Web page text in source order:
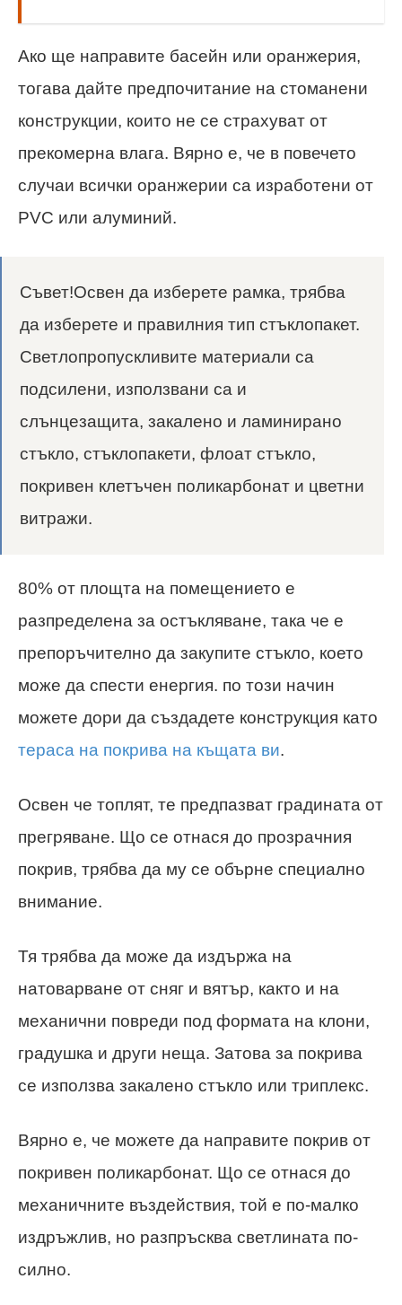
Ако ще направите басейн или оранжерия,
тогава дайте предпочитание на стоманени
конструкции, които не се страхуват от
прекомерна влага. Вярно е, че в повечето
случаи всички оранжерии са изработени от
PVC или алуминий.
Съвет!Освен да изберете рамка, трябва
да изберете и правилния тип стъклопакет.
Светлопропускливите материали са
подсилени, използвани са и
слънцезащита, закалено и ламинирано
стъкло, стъклопакети, флоат стъкло,
покривен клетъчен поликарбонат и цветни
витражи.
80% от площта на помещението е
разпределена за остъкляване, така че е
препоръчително да закупите стъкло, което
може да спести енергия. по този начин
можете дори да създадете конструкция като
тераса на покрива на къщата ви.
Освен че топлят, те предпазват градината от
прегряване. Що се отнася до прозрачния
покрив, трябва да му се обърне специално
внимание.
Тя трябва да може да издържа на
натоварване от сняг и вятър, както и на
механични повреди под формата на клони,
градушка и други неща. Затова за покрива
се използва закалено стъкло или триплекс.
Вярно е, че можете да направите покрив от
покривен поликарбонат. Що се отнася до
механичните въздействия, той е по-малко
издръжлив, но разпръсква светлината по-
силно.